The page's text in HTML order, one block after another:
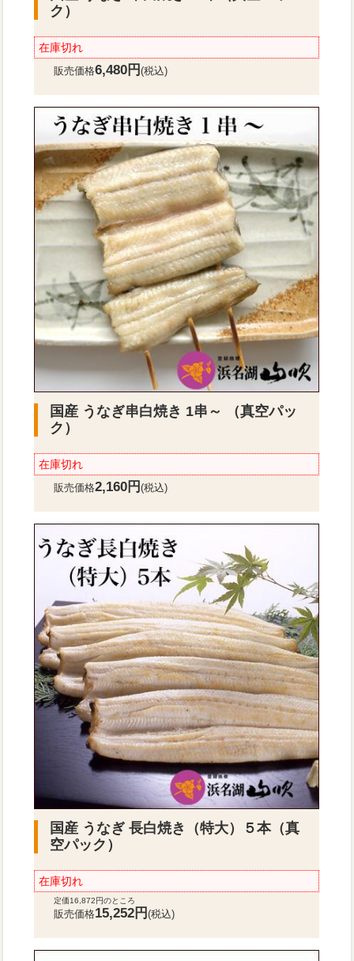
ク）
在庫切れ
販売価格6,480円(税込)
国産 うなぎ串白焼き 1串～ （真空パッ
ク）
在庫切れ
販売価格2,160円(税込)
国産 うなぎ 長白焼き（特大）５本（真
空パック）
在庫切れ
定価16,872円のところ
販売価格15,252円(税込)